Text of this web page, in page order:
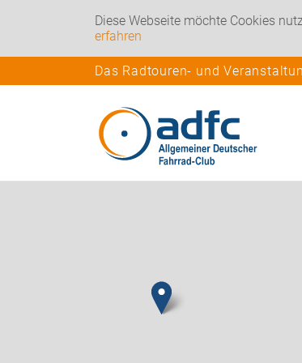
Diese Webseite möchte Cookies
erfahren
Das Radtouren- und